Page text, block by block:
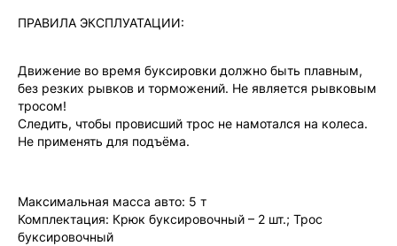
ПРАВИЛА ЭКСПЛУАТАЦИИ:
Движение во время буксировки должно быть плавным,
без резких рывков и торможений. Не является рывковым
тросом!
Следить, чтобы провисший трос не намотался на колеса.
Не применять для подъёма.
Максимальная масса авто: 5 т
Комплектация: Крюк буксировочный – 2 шт.; Трос
буксировочный